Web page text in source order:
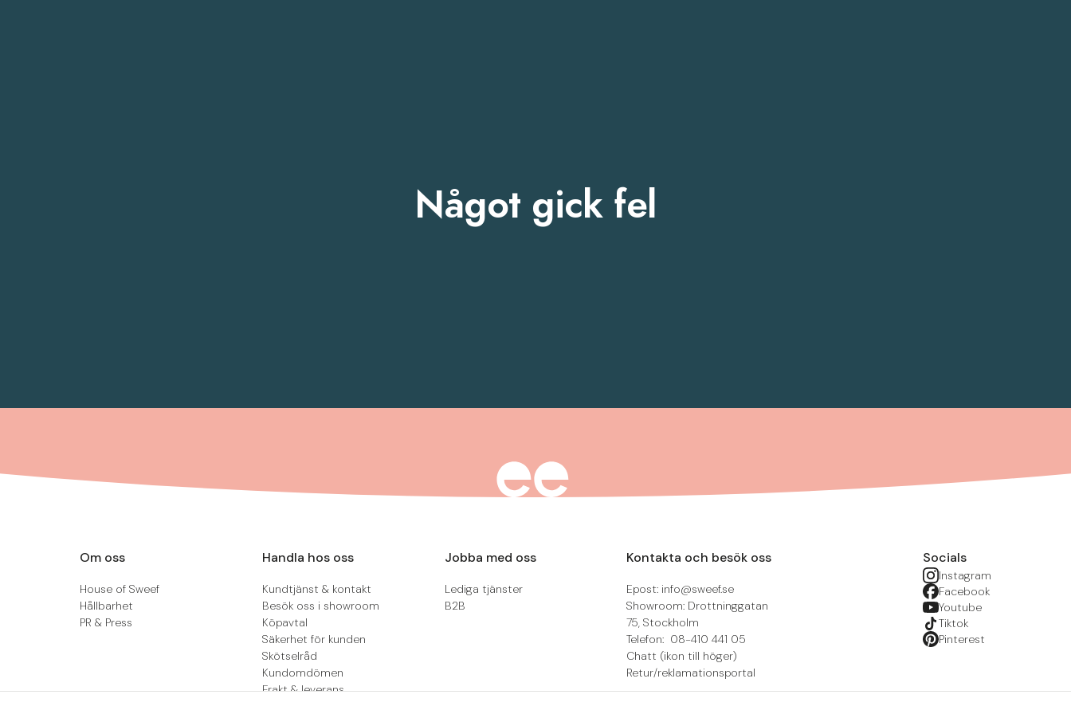
Något gick fel
Om oss
House of Sweef
Hållbarhet
PR & Press
Handla hos oss
Kundtjänst & kontakt
Besök oss i showroom
Köpavtal
Säkerhet för kunden
Skötselråd
Kundomdömen
Frakt & leverans
Jobba med oss
Lediga tjänster
B2B
Kontakta och besök oss
Epost: info@sweef.se
Showroom: Drottninggatan
75, Stockholm
Telefon: 08-410 441 05
Chatt (ikon till höger)
Retur/reklamationsportal
Socials
Instagram
Facebook
Youtube
Tiktok
Pinterest